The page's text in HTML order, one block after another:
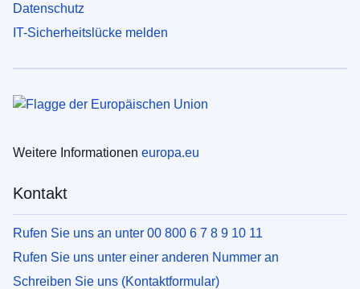
Datenschutz
IT-Sicherheitslücke melden
Weitere Informationen europa.eu
Kontakt
Rufen Sie uns an unter 00 800 6 7 8 9 10 11
Rufen Sie uns unter einer anderen Nummer an
Schreiben Sie uns (Kontaktformular)